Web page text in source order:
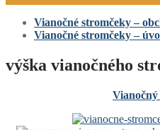
Vianočné stromčeky –
Vianočné stromčeky –
výška vianočného